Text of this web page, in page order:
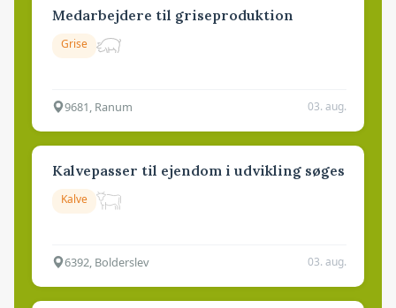
Medarbejdere til griseproduktion
Grise
9681, Ranum 03. aug.
Kalvepasser til ejendom i udvikling søges
Kalve
6392, Bolderslev 03. aug.